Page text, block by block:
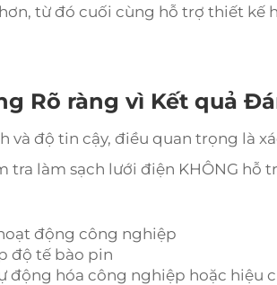
từ đó cuối cùng hỗ trợ thiết kế
Rõ ràng vì Kết quả
và độ tin cậy, điều quan trọng là
tra làm sạch lưới điện KHÔNG hỗ
động công nghiệp
độ tế bào pin
động hóa công nghiệp hoặc hiệu